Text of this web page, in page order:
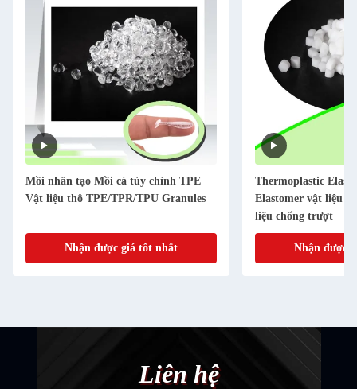
Mồi nhân tạo Mồi cá tùy chỉnh TPE
Vật liệu thô TPE/TPR/TPU Granules
Nhận được giá tốt nhất
Thermoplastic
Elastomer vật liệu
liệu chống trượt
Nhận được
Liên hệ